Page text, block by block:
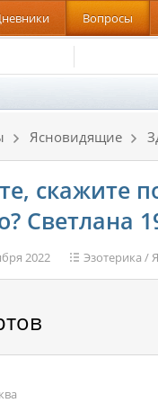
Вопросы
Ясновидящие
скажите
Светлана
2022 Эзотерика /